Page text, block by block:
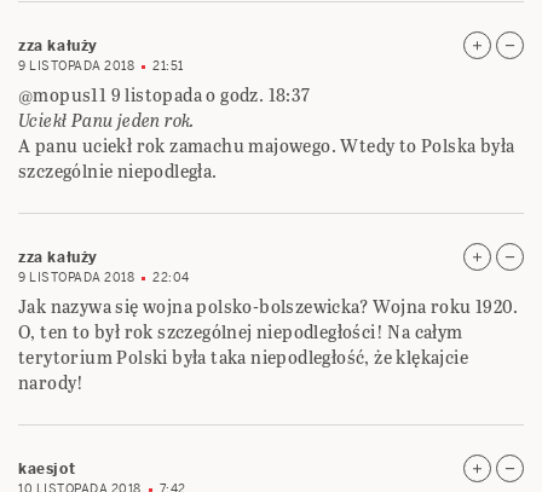
zza kałuży
9 LISTOPADA 2018 21:51
@mopus11 9 listopada o godz. 18:37
Uciekł Panu jeden rok.
A panu uciekł rok zamachu majowego. Wtedy to Polska była
szczególnie niepodległa.
zza kałuży
9 LISTOPADA 2018 22:04
Jak nazywa się wojna polsko-bolszewicka? Wojna roku 1920.
O, ten to był rok szczególnej niepodległości! Na całym
terytorium Polski była taka niepodległość, że klękajcie
narody!
kaesjot